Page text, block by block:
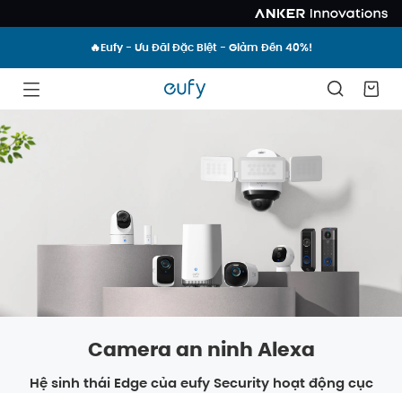
🔥Eufy - Ưu Đãi Đặc Biệt - Giảm Đến 40%!
Camera an ninh Alexa
Hệ sinh thái Edge của eufy Security hoạt động cục